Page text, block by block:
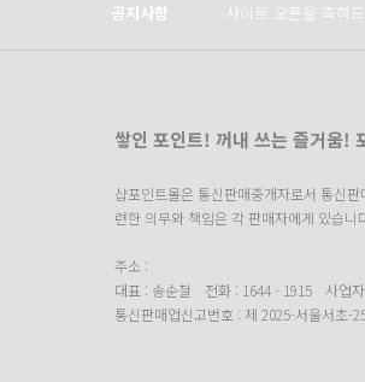
공지사항 사이트 오픈을 축하
쌓인 포인트! 꺼내 쓰는 즐거움
샵포인트몰은 통신판매중개자로서 통신
련한 의무와 책임은 각 판매자에게 있습니
주소 :
대표 : 송순철
전화 : 1644 - 1915
사업
통신판매업신고번호 : 제 2025-서울서초-